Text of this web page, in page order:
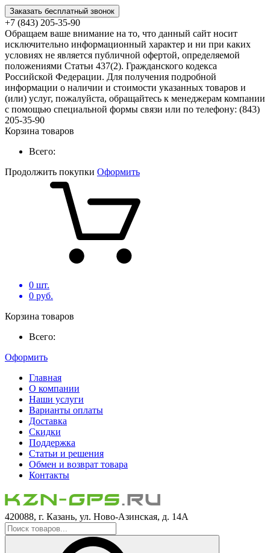
Заказать бесплатный звонок
+7 (843) 205-35-90
Обращаем ваше внимание на то, что данный сайт носит
исключительно информационный характер и ни при каких
условиях не является публичной офертой, определяемой
положениями Статьи 437(2). Гражданского кодекса
Российской Федерации. Для получения подробной
информации о наличии и стоимости указанных товаров и
(или) услуг, пожалуйста, обращайтесь к менеджерам компании
с помощью специальной формы связи или по телефону: (843)
205-35-90
Корзина товаров
Всего:
Продолжить покупки Оформить
0 шт.
0 руб.
Корзина товаров
Всего:
Оформить
Главная
О компании
Наши услуги
Варианты оплаты
Доставка
Скидки
Поддержка
Статьи и решения
Обмен и возврат товара
Контакты
420088, г. Казань, ул. Ново-Азинская, д. 14А